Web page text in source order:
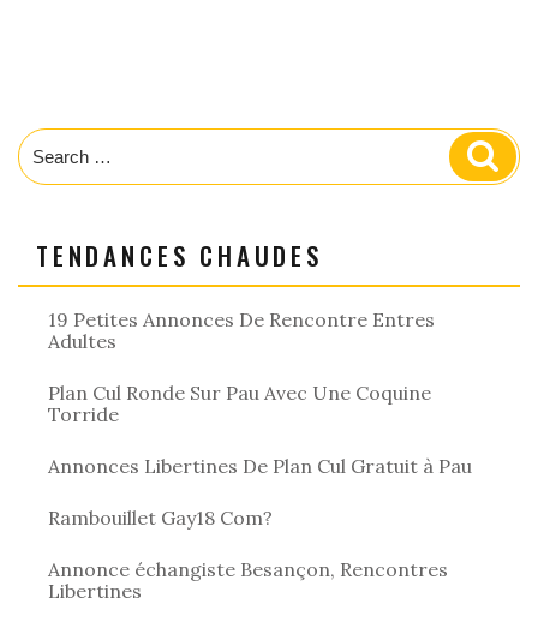
Search
for:
TENDANCES CHAUDES
19 Petites Annonces De Rencontre Entres
Adultes
Plan Cul Ronde Sur Pau Avec Une Coquine
Torride
Annonces Libertines De Plan Cul Gratuit à Pau
Rambouillet Gay18 Com?
Annonce échangiste Besançon, Rencontres
Libertines